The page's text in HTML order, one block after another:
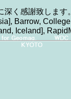
く感謝致します。
Barrow,
Iceland],